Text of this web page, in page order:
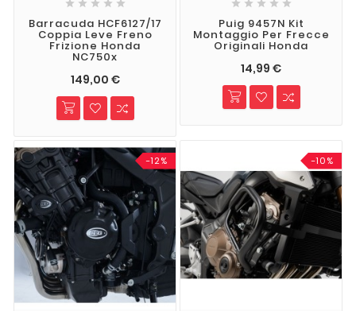
    
Barracuda HCF6127/17
Coppia Leve Freno
Frizione Honda
NC750x
149,00 €
    
Puig 9457N Kit
Montaggio Per Frecce
Originali Honda
14,99 €
-12% -10%